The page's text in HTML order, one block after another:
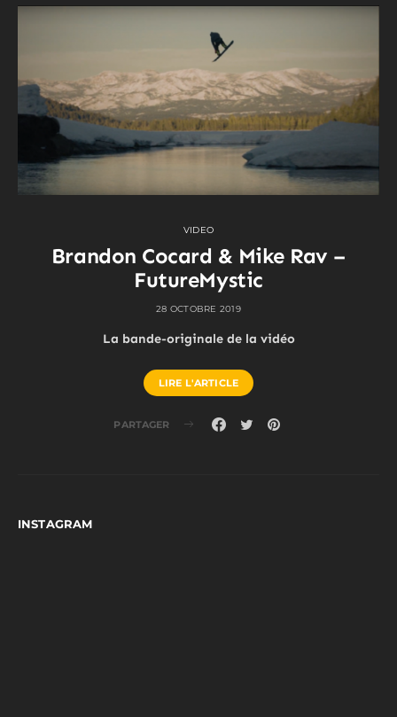
VIDEO
Brandon Cocard & Mike Rav –
FutureMystic
28 OCTOBRE 2019
La bande-originale de la vidéo
LIRE L'ARTICLE
PARTAGER
INSTAGRAM